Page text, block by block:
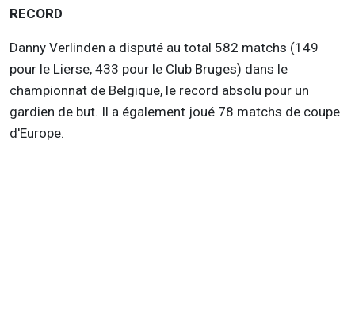
RECORD
Danny Verlinden a disputé au total 582 matchs (149
pour le Lierse, 433 pour le Club Bruges) dans le
championnat de Belgique, le record absolu pour un
gardien de but. Il a également joué 78 matchs de coupe
d'Europe.